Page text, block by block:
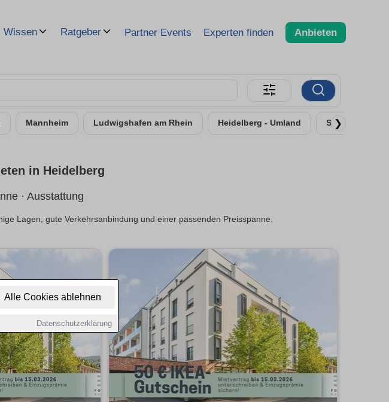
Alle Cookies ablehnen
Datenschutzerklärung
Wissen Ratgeber Partner Events Experten finden Anbieten
Mannheim Ludwigshafen am Rhein Heidelberg - Umland Speyer
❯
in Heidelberg
· Ausstattung
Lagen, gute Verkehrsanbindung und einer passenden Preisspanne.